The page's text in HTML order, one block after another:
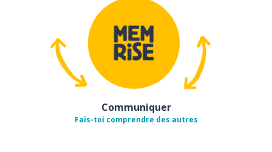
Communiquer
Fais-toi comprendre des autres